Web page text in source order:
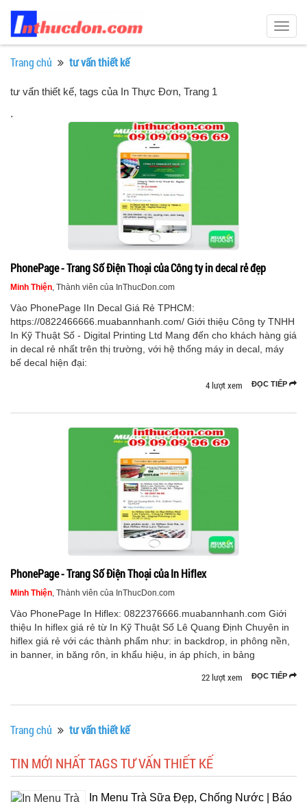
Trang chủ tư vấn thiết kế
tư vấn thiết kế, tags của In Thực Đơn, Trang 1
.
PhonePage - Trang Số Điện Thoại của Công ty in decal rẻ đẹp
Minh Thiện, Thành viên của InThucDon.com
Vào PhonePage IIn Decal Giá Rẻ TPHCM:
https://0822466666.muabannhanh.com/ Giới thiệu Công ty TNHH
In Kỹ Thuật Số - Digital Printing Ltd Mang đến cho khách hàng giá
in decal rẻ nhất trên thị trường, với hệ thống máy in decal, máy
bế decal hiện đại:
ĐỌC TIẾP
4 lượt xem
PhonePage - Trang Số Điện Thoại của In Hiflex
Minh Thiện, Thành viên của InThucDon.com
Vào PhonePage In Hiflex: 0822376666.muabannhanh.com Giới
thiệu In hiflex giá rẻ từ In Kỹ Thuật Số Lê Quang Định Chuyên in
hiflex giá rẻ với các thành phẩm như: in backdrop, in phông nền,
in banner, in băng rôn, in khẩu hiệu, in áp phích, in bảng
ĐỌC TIẾP
22 lượt xem
Trang chủ tư vấn thiết kế
TIN MỚI NHẤT TAGS TƯ VẤN THIẾT KẾ
In Menu Trà Sữa Đẹp, Chống Nước | Báo